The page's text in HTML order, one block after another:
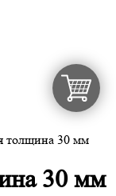
толщина 30 мм
30 мм